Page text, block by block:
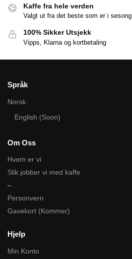
Kaffe fra hele verden
Valgt ut fra det beste som er i sesong
100% Sikker Utsjekk
Vipps, Klarna og kortbetaling
Språk
Norsk
English (Soon)
Om Oss
Hvem er vi
Slik jobber vi med kaffe
–
Personvern
Gavekort (Kommer)
Hjelp
Min Konto